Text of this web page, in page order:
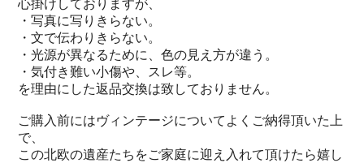
心掛けしておりますが、
・写真に写りきらない。
・文で伝わりきらない。
・光源が異なるために、色の見え方が違う。
・気付き難い小傷や、スレ等。
を理由にした返品交換は致しておりません。
ご購入前にはヴィンテージについてよくご納得頂いた上
で、
この北欧の遺産たちをご家庭に迎え入れて頂けたら嬉し